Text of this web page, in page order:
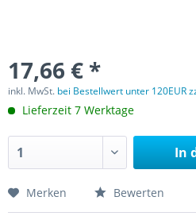
17,66 € *
inkl. MwSt. bei Bestellwert unter 120EUR
Lieferzeit 7 Werktage
In
Merken Bewerten